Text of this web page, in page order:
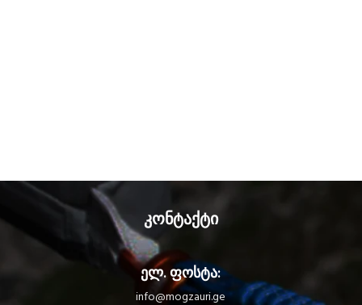
კონტაქტი
ელ. ფოსტა:
info@mogzauri.ge